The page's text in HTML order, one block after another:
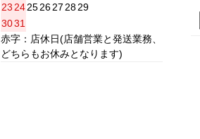
23 24252627 2829
3031
赤字：店休日(店舗営業と発送業務、
どちらもお休みとなります)